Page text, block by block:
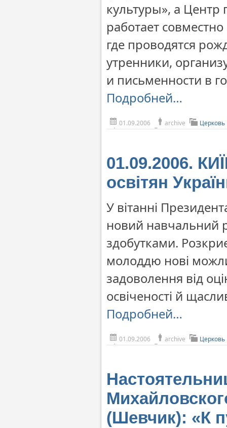
культуры», а Центр
работает
где проводятся
утренники,
и письменности в
Подробней…
01.09.2006 archive
01.09.2006.
освітян
У вітанні
новий навчальний
здобутками.
молоддю нові
задоволення від
освіченості й
Подробней…
01.09.2006 archive Церковь
(Шевчик): «К